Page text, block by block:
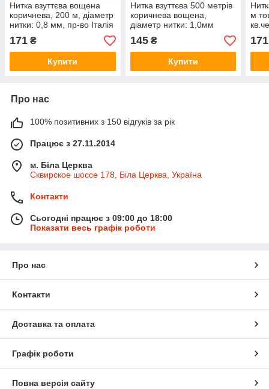
Нитка взуттєва вощена
коричнева, 200 м, діаметр
нитки: 0,8 мм, пр-во Італія
171 ₴
Купити
Нитка взуттєва 500 метрів
коричнева вощена,
діаметр нитки: 1,0мм
145₴
Купити
м
171
Про нас
100% позитивних з 150 відгуків за рік
Працює з 27.11.2014
м. Біла Церква
Сквирское шоссе 178, Біла Церква, Україна
Контакти
Сьогодні працює з 09:00 до 18:00
Показати весь графік роботи
Про нас
Контакти
Доставка та оплата
Графік роботи
Повна версія сайту